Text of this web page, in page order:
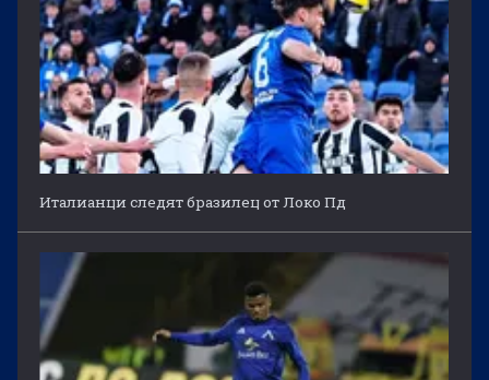
Италианци следят бразилец от Локо Пд